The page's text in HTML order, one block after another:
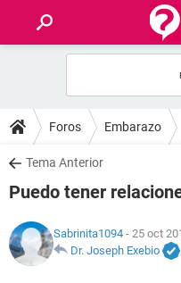
FOROS
SALUD
NUTRICIÓN
Foros Embarazo
Tema Anterior
Puedo tener
Sabrinita1094 - 25 oct
Dr. Joseph Exebio